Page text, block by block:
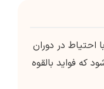
احتیاط در دوران
که فواید بالقوه